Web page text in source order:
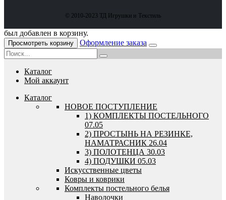
© 2010-2023 ТД Игрушки и Текстиль
был добавлен в корзину.
Просмотреть корзину Оформление заказа
Каталог
Мой аккаунт
Каталог
HОВОЕ ПОСТУПЛЕНИЕ
1) КОМПЛЕКТЫ ПОСТЕЛЬНОГО
07.05
2) ПРОСТЫНЬ НА РЕЗИНКЕ,
НАМАТРАСНИК 26.04
3) ПОЛОТЕНЦА 30.03
4) ПОДУШКИ 05.03
Искусственные цветы
Ковры и коврики
Комплекты постельного белья
Наволочки